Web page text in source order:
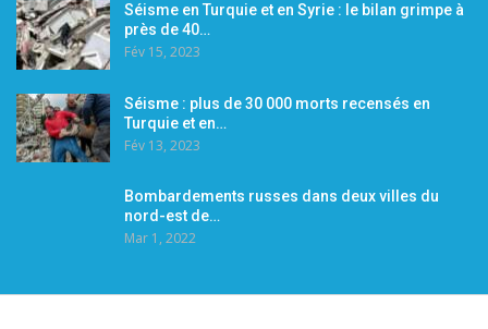
Séisme en Turquie et en Syrie : le bilan grimpe à
près de 40…
Fév 15, 2023
Séisme : plus de 30 000 morts recensés en
Turquie et en…
Fév 13, 2023
Bombardements russes dans deux villes du
nord-est de…
Mar 1, 2022